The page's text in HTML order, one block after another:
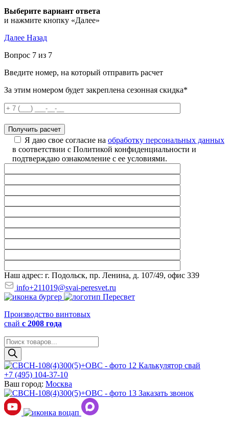
Выберите вариант ответа
и нажмите кнопку «Далее»
Далее Назад
Вопрос 7 из 7
Введите номер, на который отправить расчет
За этим номером будет закреплена сезонная скидка*
Я даю свое согласие на обработку персональных данных
в соответствии с Политикой конфиденциальности и
подтверждаю ознакомление с ее условиями.
Наш адрес: г. Подольск, пр. Ленина, д. 107/49, офис 339
info+211019@svai-peresvet.ru
Производство винтовых
свай с 2008 года
Поиск
товаров
Калькулятор свай
+7 (495) 104-37-10
Ваш город: Москва
Заказать звонок